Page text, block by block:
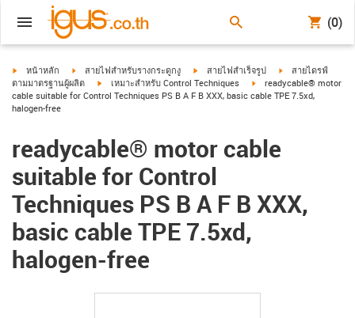
(0)
igus-icon-arrow-right
หน้าหลัก igus-icon-arrow-right
สายไฟสำหรับรางกระดูกงู igus-icon-arrow-right
สายไฟสำเร็จรูป igus-icon-arrow-
สายไดรฟ์
ตามมาตรฐานผู้ผลิต
igus-icon-arrow-right
เหมาะสำหรับ Control Techniques igus-icon-arrow-right
readycable® motor
cable suitable for Control Techniques PS B A F B XXX, basic cable TPE 7.5xd,
halogen-free
readycable® motor cable
suitable for Control
Techniques PS B A F B XXX,
basic cable TPE 7.5xd,
halogen-free